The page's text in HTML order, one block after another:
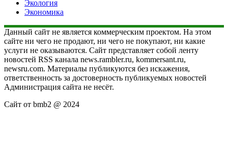
Экология
Экономика
Данный сайт не является коммерческим проектом. На этом
сайте ни чего не продают, ни чего не покупают, ни какие
услуги не оказываются. Сайт представляет собой ленту
новостей RSS канала news.rambler.ru, kommersant.ru,
newsru.com. Материалы публикуются без искажения,
ответственность за достоверность публикуемых новостей
Администрация сайта не несёт.
Сайт от bmb2 @ 2024